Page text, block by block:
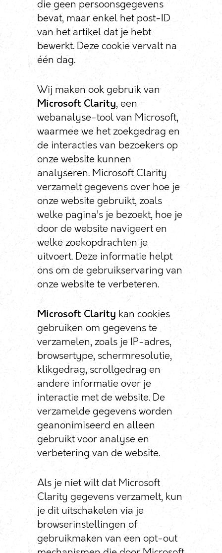
die geen persoonsgegevens
bevat, maar enkel het post-ID
van het artikel dat je hebt
bewerkt. Deze cookie vervalt na
één dag.
Wij maken ook gebruik van
Microsoft Clarity, een
webanalyse-tool van Microsoft,
waarmee we het zoekgedrag en
de interacties van bezoekers op
onze website kunnen
analyseren. Microsoft Clarity
verzamelt gegevens over hoe je
onze website gebruikt, zoals
welke pagina’s je bezoekt, hoe je
door de website navigeert en
welke zoekopdrachten je
uitvoert. Deze informatie helpt
ons om de gebruikservaring van
onze website te verbeteren.
Microsoft Clarity kan cookies
gebruiken om gegevens te
verzamelen, zoals je IP-adres,
browsertype, schermresolutie,
klikgedrag, scrollgedrag en
andere informatie over je
interactie met de website. De
verzamelde gegevens worden
geanonimiseerd en alleen
gebruikt voor analyse en
verbetering van de website.
Als je niet wilt dat Microsoft
Clarity gegevens verzamelt, kun
je dit uitschakelen via je
browserinstellingen of
gebruikmaken van een opt-out